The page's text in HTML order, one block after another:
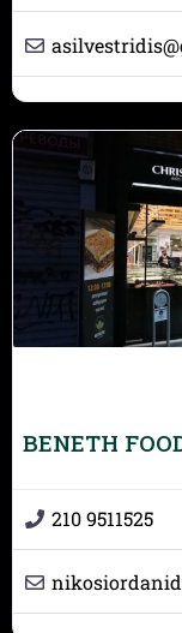
asilvestridis@
BENETH
210 9511525